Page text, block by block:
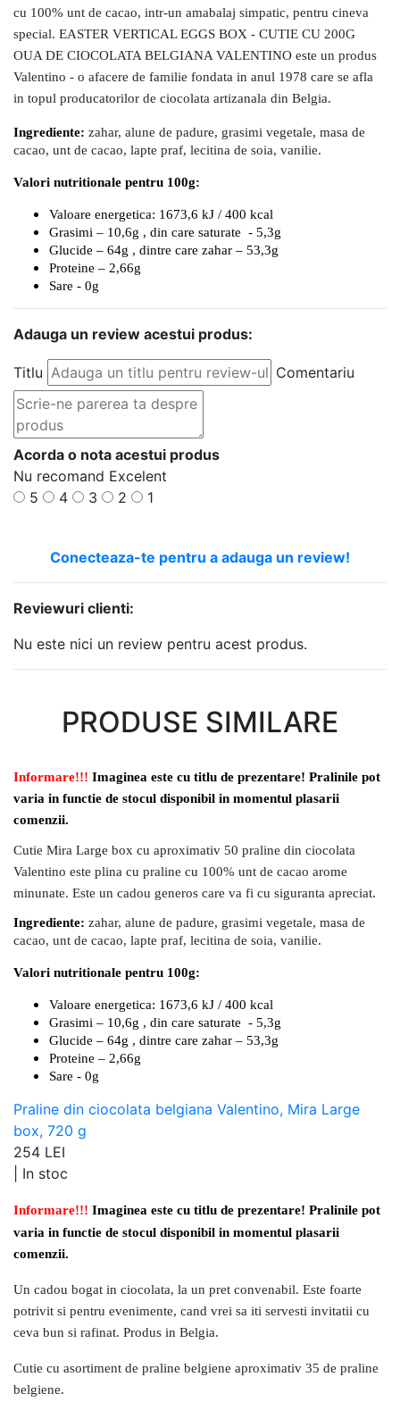
cu 100% unt de cacao, intr-un amabalaj simpatic, pentru cineva
special. EASTER VERTICAL EGGS BOX - CUTIE CU 200G
OUA DE CIOCOLATA BELGIANA VALENTINO este un produs
Valentino - o afacere de familie fondata in anul 1978 care se afla
in topul producatorilor de ciocolata artizanala din Belgia.
Ingrediente: zahar, alune de padure, grasimi vegetale, masa de
cacao, unt de cacao, lapte praf, lecitina de soia, vanilie.
Valori nutritionale pentru 100g:
Valoare energetica: 1673,6 kJ / 400 kcal
Grasimi – 10,6g , din care saturate - 5,3g
Glucide – 64g , dintre care zahar – 53,3g
Proteine – 2,66g
Sare - 0g
Adauga un review acestui produs:
Titlu Comentariu
Acorda o nota acestui produs
Nu recomand Excelent
5
4 3 2 1
Conecteaza-te pentru a adauga un review!
Reviewuri clienti:
Nu este nici un review pentru acest produs.
PRODUSE SIMILARE
Informare!!! Imaginea este cu titlu de prezentare! Pralinile pot
varia in functie de stocul disponibil in momentul plasarii
comenzii.
Cutie Mira Large box cu aproximativ 50 praline din ciocolata
Valentino este plina cu praline cu 100% unt de cacao arome
minunate. Este un cadou generos care va fi cu siguranta apreciat.
Ingrediente: zahar, alune de padure, grasimi vegetale, masa de
cacao, unt de cacao, lapte praf, lecitina de soia, vanilie.
Valori nutritionale pentru 100g:
Valoare energetica: 1673,6 kJ / 400 kcal
Grasimi – 10,6g , din care saturate - 5,3g
Glucide – 64g , dintre care zahar – 53,3g
Proteine – 2,66g
Sare - 0g
Praline din ciocolata belgiana Valentino, Mira Large
box, 720 g
254 LEI
In stoc
Informare!!! Imaginea este cu titlu de prezentare! Pralinile pot
varia in functie de stocul disponibil in momentul plasarii
comenzii.
Un cadou bogat in ciocolata, la un pret convenabil. Este foarte
potrivit si pentru evenimente, cand vrei sa iti servesti invitatii cu
ceva bun si rafinat. Produs in Belgia.
Cutie cu asortiment de praline belgiene aproximativ 35 de praline
belgiene.